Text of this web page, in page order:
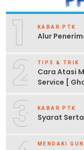
1 KABAR PTK
Alur
2 TIPS & TRIK
Cara Atasi
Service [
3 KABAR PTK
Syarat Serta
MENDAKI